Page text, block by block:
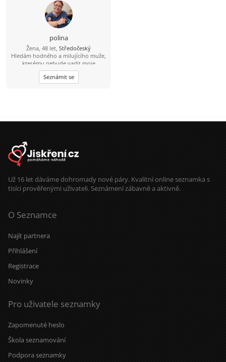
polina
Žena, 48 let, Středočeský
Hledám hodného a milujícího muže,
kterému nebude vadit moje
sluníčko. Mám 5 letého synka.
Seznámit se
Už 16 let dáváme dohromady nové páry. Kvalitní online seznamka s
tisíci prověřenými uživateli. Seznámení zábavně a aktivně.
O Seznamce
Najít partnera
Přihlášení
Registrace
Novinky
Pro uživatele seznamky
Zapomenuté heslo
Škola seznamování
Podpora seznamky